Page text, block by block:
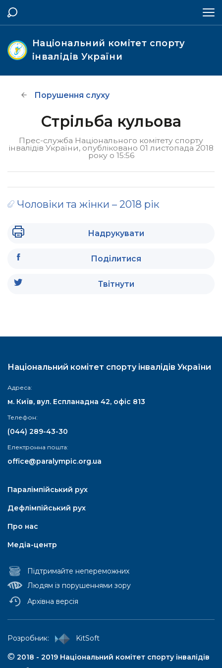
Національний комітет спорту
інвалідів України
Порушення слуху
Стрільба кульова
Прес-служба Національного комітету спорту
інвалідів України, опубліковано 01 листопада 2018
року о 15:56
Чоловіки та жінки – 2018 рік
Надрукувати
Поділитися
Твітнути
Національний комітет спорту інвалідів України
Адреса:
м. Київ, вул. Еспланадна 42, офіс 813
Телефон:
(044) 289-43-30
Електронна пошта:
office@paralympic.org.ua
Паралімпійський рух
Дефлімпійський рух
Про нас
Медіа-центр
Підтримайте непереможних
Людям із порушеннями зору
Архівна версія
Паралімпійський рух
Паралімпійські літні ігри
© 2018 - 2019 Національний комітет спорту інвалідів
Pозробник: KitSoft